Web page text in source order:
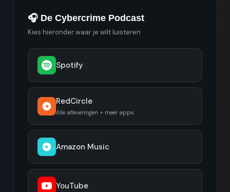
🎧 De Cybercrime Podcast
Kies hieronder waar je wilt luisteren
Spotify
RedCircle
Alle afleveringen + meer apps
Amazon Music
YouTube